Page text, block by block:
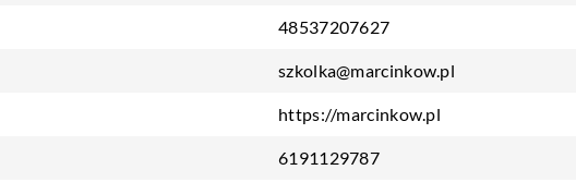
48537207627
szkolka@marcinkow.pl
https://marcinkow.pl
6191129787